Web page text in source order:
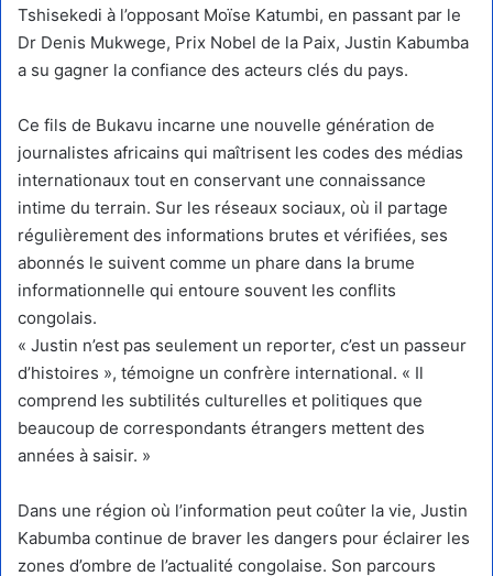
Tshisekedi à l’opposant Moïse Katumbi, en passant par le
Dr Denis Mukwege, Prix Nobel de la Paix, Justin Kabumba
a su gagner la confiance des acteurs clés du pays.
Ce fils de Bukavu incarne une nouvelle génération de
journalistes africains qui maîtrisent les codes des médias
internationaux tout en conservant une connaissance
intime du terrain. Sur les réseaux sociaux, où il partage
régulièrement des informations brutes et vérifiées, ses
abonnés le suivent comme un phare dans la brume
informationnelle qui entoure souvent les conflits
congolais.
« Justin n’est pas seulement un reporter, c’est un passeur
d’histoires », témoigne un confrère international. « Il
comprend les subtilités culturelles et politiques que
beaucoup de correspondants étrangers mettent des
années à saisir. »
Dans une région où l’information peut coûter la vie, Justin
Kabumba continue de braver les dangers pour éclairer les
zones d’ombre de l’actualité congolaise. Son parcours